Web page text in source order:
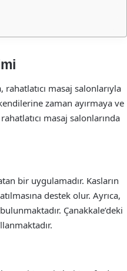
masaj salonlarıyla
zaman ayırmaya ve
masaj salonlarında
bir uygulamadır. Kasların
destek olur. Ayrıca,
Çanakkale’deki